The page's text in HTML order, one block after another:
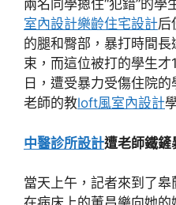
兩名同學摁住“犯錯”的學
室內設計樂齡住宅設計后
的腿和臀部，暴打時間
束，而這位被打的學生
日，遭受暴力受傷住院
老師的教loft風室內設計
中醫診所設計遭老師鐵鏟
當天上午，記者來到了